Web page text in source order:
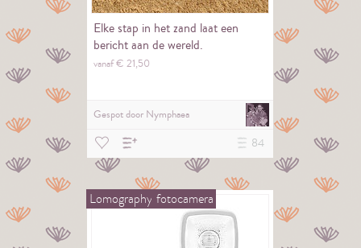
Elke stap in het zand laat een
bericht aan de wereld.
vanaf €21,50
Gespot door Nymphaea
84
Lomography fotocamera